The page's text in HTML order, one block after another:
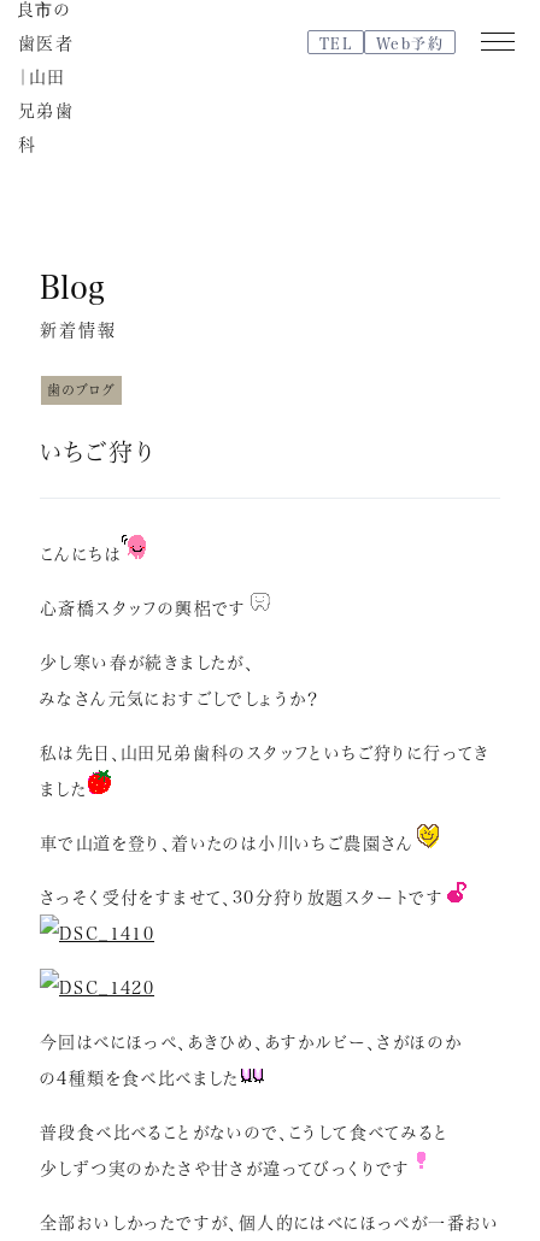
医院紹介
特徴・治療の流れ
スタッフブログ
治療費
矯正歯科
ホワイトニング
根管治療
リクルート情報はこちら
TEL Web予約
Blog
新着情報
歯のブログ
いちご狩り
こんにちは
心斎橋スタッフの興梠です
少し寒い春が続きましたが、
みなさん元気におすごしでしょうか？
私は先日、山田兄弟歯科のスタッフといちご狩りに行ってき
ました
車で山道を登り、着いたのは小川いちご農園さん
さっそく受付をすませて、30分狩り放題スタートです
今回はべにほっぺ、あきひめ、あすかルビー、さがほのか
の4種類を食べ比べました
普段食べ比べることがないので、こうして食べてみると
少しずつ実のかたさや甘さが違ってびっくりです
全部おいしかったですが、個人的にはべにほっぺが一番おい